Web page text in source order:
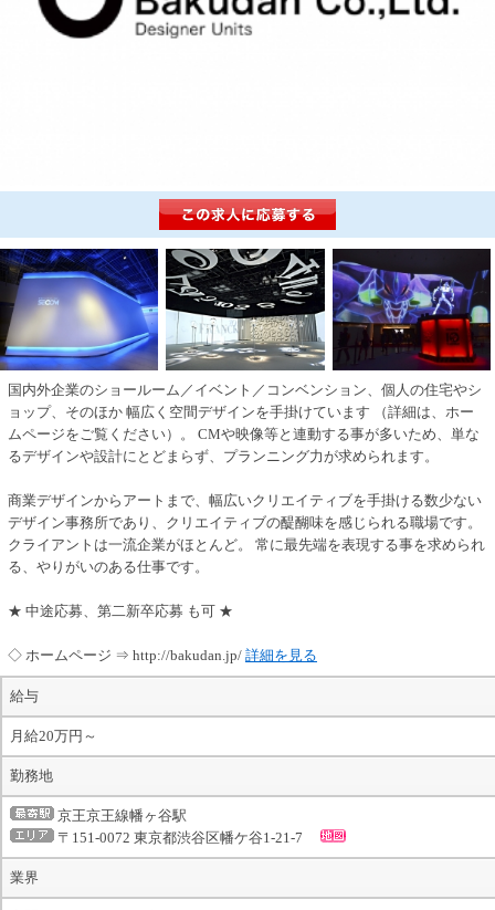
国内外企業のショールーム／イベント／コンベンション、個人の住宅やシ
ョップ、そのほか 幅広く空間デザインを手掛けています （詳細は、ホー
ムページをご覧ください）。 CMや映像等と連動する事が多いため、単な
るデザインや設計にとどまらず、プランニング力が求められます。
商業デザインからアートまで、幅広いクリエイティブを手掛ける数少ない
デザイン事務所であり、クリエイティブの醍醐味を感じられる職場です。
クライアントは一流企業がほとんど。 常に最先端を表現する事を求められ
る、やりがいのある仕事です。
★ 中途応募、第二新卒応募 も可 ★
◇ ホームページ ⇒ http://bakudan.jp/ 詳細を見る
給与
月給20万円～
勤務地
京王京王線幡ヶ谷駅
〒151-0072 東京都渋谷区幡ケ谷1-21-7
業界